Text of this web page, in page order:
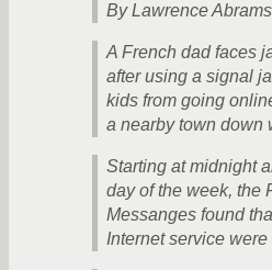
By Lawrence Abrams
A French dad faces
after using a signal
kids from going
a nearby town down
Starting at midnight
day of the week, the
Messanges found
Internet service